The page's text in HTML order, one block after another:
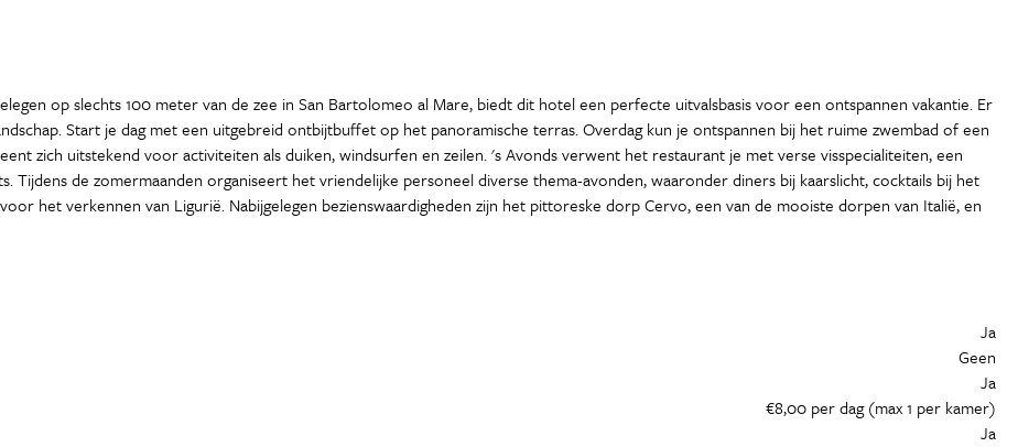
op slechts 100 meter van de zee in San Bartolomeo al Mare, biedt dit hotel een perfecte uitvalsbasis voor een ontspannen vakantie. Er
Start je dag met een uitgebreid ontbijtbuffet op het panoramische terras. Overdag kun je ontspannen bij het ruime zwembad of een
zich uitstekend voor activiteiten als duiken, windsurfen en zeilen. 's Avonds verwent het restaurant je met verse visspecialiteiten, een
Tijdens de zomermaanden organiseert het vriendelijke personeel diverse thema-avonden, waaronder diners bij kaarslicht, cocktails bij het
het verkennen van Ligurië. Nabijgelegen bezienswaardigheden zijn het pittoreske dorp Cervo, een van de mooiste dorpen van Italië, en
Ja
Geen
Ja
€8,00 per dag (max 1 per kamer)
Ja